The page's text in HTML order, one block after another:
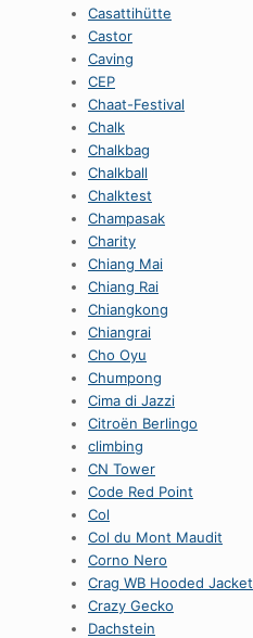
Casattihütte
Castor
Caving
CEP
Chaat-Festival
Chalk
Chalkbag
Chalkball
Chalktest
Champasak
Charity
Chiang Mai
Chiang Rai
Chiangkong
Chiangrai
Cho Oyu
Chumpong
Cima di Jazzi
Citroën Berlingo
climbing
CN Tower
Code Red Point
Col
Col du Mont Maudit
Corno Nero
Crag WB Hooded Jacket
Crazy Gecko
Dachstein